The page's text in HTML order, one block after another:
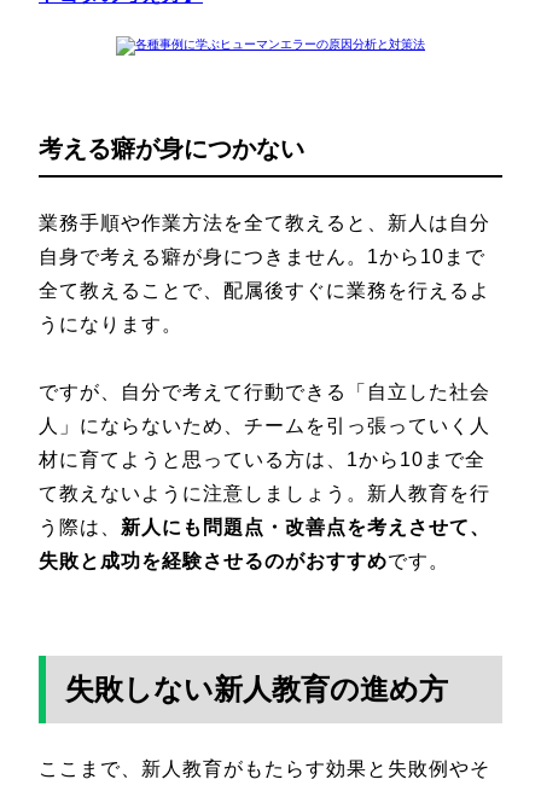
考える癖が身につかない
業務手順や作業方法を全て教えると、新人は自分
自身で考える癖が身につきません。1から10まで
全て教えることで、配属後すぐに業務を行えるよ
うになります。
ですが、自分で考えて行動できる「自立した社会
人」にならないため、チームを引っ張っていく人
材に育てようと思っている方は、1から10まで全
て教えないように注意しましょう。新人教育を行
う際は、 新人にも問題点・改善点を考えさせて、
失敗と成功を経験させるのがおすすめです。
失敗しない新人教育の進め方
ここまで、新人教育がもたらす効果と失敗例やそ